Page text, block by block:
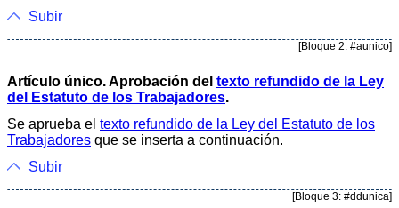
Subir
[Bloque 2: #aunico]
Artículo único. Aprobación del texto refundido de la Ley
del Estatuto de los Trabajadores.
Se aprueba el texto refundido de la Ley del Estatuto de los
Trabajadores que se inserta a continuación.
Subir
[Bloque 3: #ddunica]